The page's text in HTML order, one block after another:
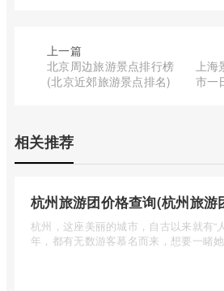
上一篇
北京周边旅游景点排行榜
(北京近郊旅游景点排名)
上海
市一
相关推荐
杭州旅游团价格查询(杭州旅游
杭州，这座美丽的城市，自古以来就有“
年，都有无数游客慕名而来，想要一睹